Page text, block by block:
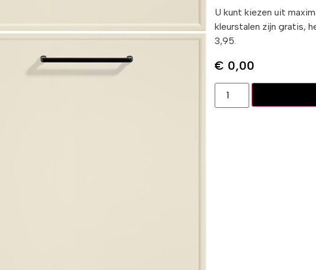
U kunt kiezen uit
kleurstalen zijn gratis,
3,95.
€ 0,00